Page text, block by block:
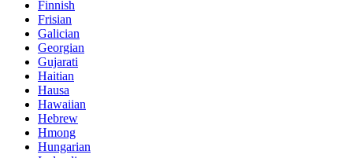
Finnish
Frisian
Galician
Georgian
Gujarati
Haitian
Hausa
Hawaiian
Hebrew
Hmong
Hungarian